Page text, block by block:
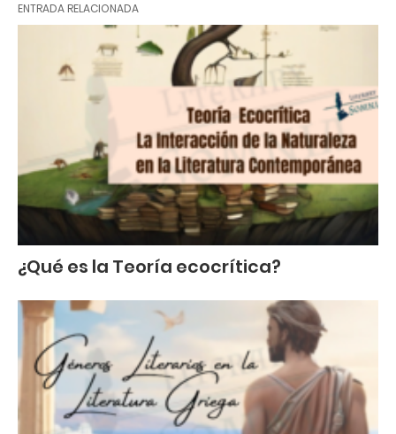
ENTRADA RELACIONADA
¿Qué es la Teoría ecocrítica?